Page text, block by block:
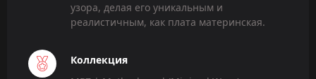
узора, делая его уникальным и
реалистичным, как плата материнская.
Коллекция